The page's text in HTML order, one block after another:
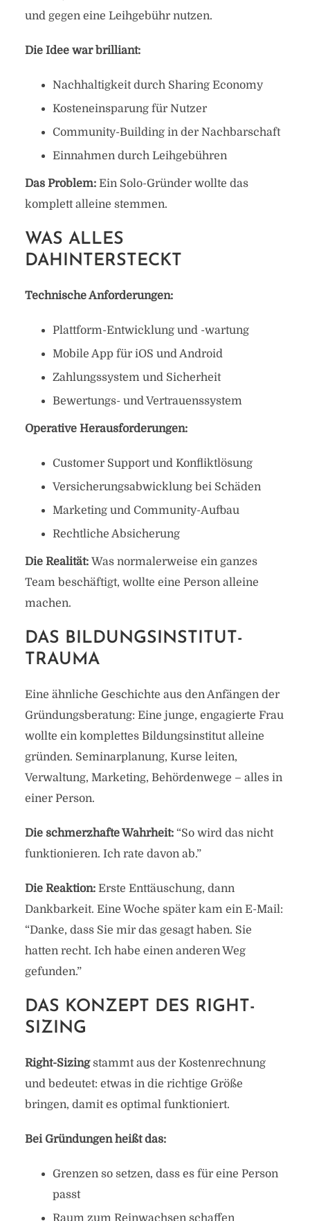
und gegen eine Leihgebühr nutzen.
Die Idee war brilliant:
Nachhaltigkeit durch Sharing Economy
Kosteneinsparung für Nutzer
Community-Building in der Nachbarschaft
Einnahmen durch Leihgebühren
Das Problem:Ein Solo-Gründer wollte das
komplett alleine stemmen.
WAS ALLES
DAHINTERSTECKT
Technische Anforderungen:
Plattform-Entwicklung und -wartung
Mobile App für iOS und Android
Zahlungssystem und Sicherheit
Bewertungs- und Vertrauenssystem
Operative Herausforderungen:
Customer Support und Konfliktlösung
Versicherungsabwicklung bei Schäden
Marketing und Community-Aufbau
Rechtliche Absicherung
Die Realität:Was normalerweise ein ganzes
Team beschäftigt, wollte eine Person alleine
machen.
DAS BILDUNGSINSTITUT-
TRAUMA
Eine ähnliche Geschichte aus den Anfängen der
Gründungsberatung: Eine junge, engagierte Frau
wollte ein komplettes Bildungsinstitut alleine
gründen. Seminarplanung, Kurse leiten,
Verwaltung, Marketing, Behördenwege – alles in
einer Person.
Die schmerzhafte Wahrheit:“So wird das nicht
funktionieren. Ich rate davon ab.”
Die Reaktion:Erste Enttäuschung, dann
Dankbarkeit. Eine Woche später kam ein E-Mail:
“Danke, dass Sie mir das gesagt haben. Sie
hatten recht. Ich habe einen anderen Weg
gefunden.”
DAS KONZEPT DES RIGHT-
SIZING
Right-Sizingstammt aus der Kostenrechnung
und bedeutet: etwas in die richtige Größe
bringen, damit es optimal funktioniert.
Bei Gründungen heißt das:
Grenzen so setzen, dass es für eine Person
passt
Raum zum Reinwachsen schaffen